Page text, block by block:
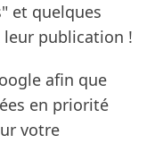
et quelques
publication !
afin que
en priorité
votre